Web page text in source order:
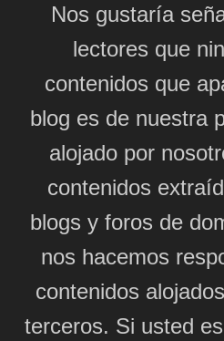
Nos gustaría
lectores que
contenidos que
blog es de nuestra
alojado por
contenidos
blogs y foros de
nos hacemos
contenidos
terceros. Si usted